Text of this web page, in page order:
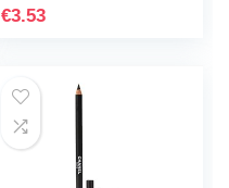
Schoonheid Tool
€3.53